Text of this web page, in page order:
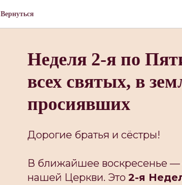
Вернуться
Неделя 2-я по
всех святых, в
просиявших
Дорогие братья и сёстры!
В ближайшее воскресенье
нашей Церкви. Это 2-я